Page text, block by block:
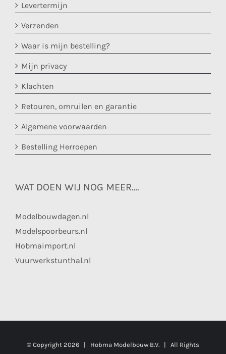
Levertermijn
Verzenden
Waar is mijn bestelling?
Mijn privacy
Klachten
Retouren, omruilen en garantie
Algemene voorwaarden
Bestelling Herroepen
WAT DOEN WIJ NOG MEER….
Modelbouwdagen.nl
Modelspoorbeurs.nl
Hobmaimport.nl
Vuurwerkstunthal.nl
© Copyright 2026 | Hobma Modelbouw B.V. | All Rights